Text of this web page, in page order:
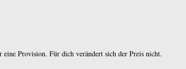
Provision. Für dich verändert sich der Preis nicht.